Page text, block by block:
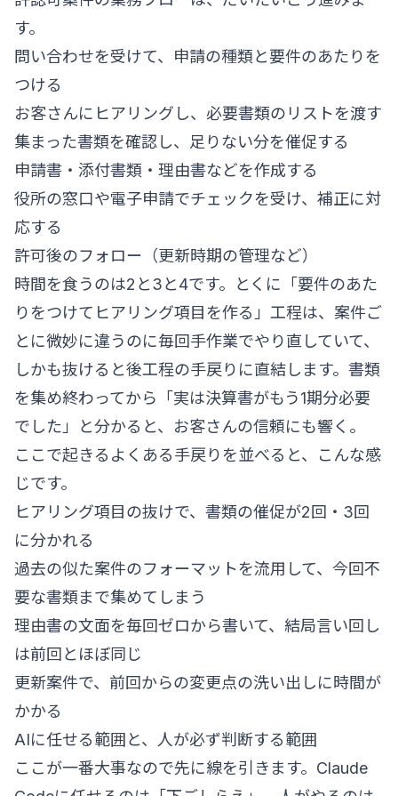
す。
問い合わせを受けて、申請の種類と要件のあたりを
つける
お客さんにヒアリングし、必要書類のリストを渡す
集まった書類を確認し、足りない分を催促する
申請書・添付書類・理由書などを作成する
役所の窓口や電子申請でチェックを受け、補正に対
応する
許可後のフォロー（更新時期の管理など）
時間を食うのは2と3と4です。とくに「要件のあた
りをつけてヒアリング項目を作る」工程は、案件ご
とに微妙に違うのに毎回手作業でやり直していて、
しかも抜けると後工程の手戻りに直結します。書類
を集め終わってから「実は決算書がもう1期分必要
でした」と分かると、お客さんの信頼にも響く。
ここで起きるよくある手戻りを並べると、こんな感
じです。
ヒアリング項目の抜けで、書類の催促が2回・3回
に分かれる
過去の似た案件のフォーマットを流用して、今回不
要な書類まで集めてしまう
理由書の文面を毎回ゼロから書いて、結局言い回し
は前回とほぼ同じ
更新案件で、前回からの変更点の洗い出しに時間が
かかる
AIに任せる範囲と、人が必ず判断する範囲
ここが一番大事なので先に線を引きます。Claude